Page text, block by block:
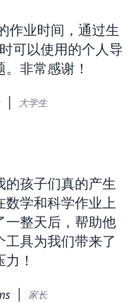
作业时间，通过生
可以使用的个人导
非常感谢！
大学生
孩子们真的产生
数学和科学作业上
整天后，帮助他
具为我们带来了
！
家长